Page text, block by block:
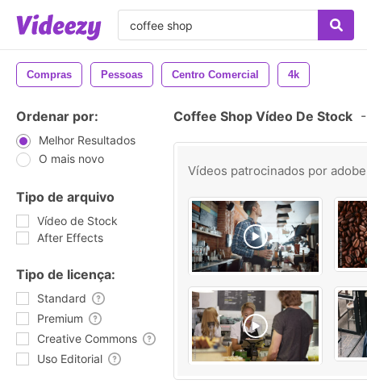
Compras Pessoas Centro Comercial 4k
Ordenar por:
Melhor Resultados
O mais novo
Tipo de arquivo
Vídeo de Stock
After Effects
Tipo de licença:
Standard
Premium
Creative Commons
Uso Editorial
Coffee Shop Vídeo De Stock -
Vídeos patrocinados por adobe